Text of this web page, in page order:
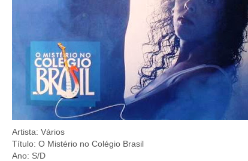
Artista: Vários
Título: O Mistério no Colégio Brasil
Ano: S/D